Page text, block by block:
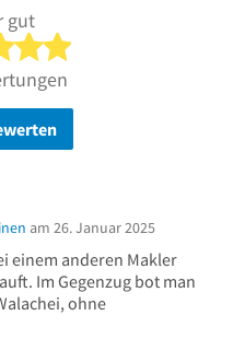
gut
5 von 5 Sternen
am 26. Januar 2025
einem anderen Makler
Im Gegenzug bot man
ohne